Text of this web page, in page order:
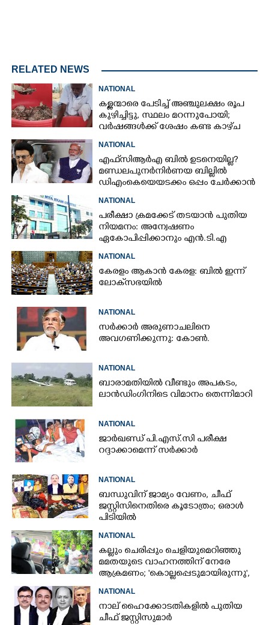
RELATED NEWS
NATIONAL
കള്ളന്മാരെ പേടിച്ച് അഞ്ചുലക്ഷം രൂപ
കുഴിച്ചിട്ടു, സ്ഥലം മറന്നുപോയി;
വർഷങ്ങൾക്ക് ശേഷം കണ്ട കാഴ്‌ച
NATIONAL
എഫ്‌സിആർഎ ബിൽ ഉടനെയില്ല?
മണ്ഡലപുനർനിർണയ ബില്ലിൽ
ഡിഎംകെയെയടക്കം ഒപ്പം ചേർക്കാൻ
NATIONAL
പരീക്ഷാ ക്രമക്കേട് തടയാൻ പുതിയ
നിയമനം: അന്വേഷണം
ഏകോപിപ്പിക്കാനും എൻ‌.ടി‌.എ
NATIONAL
കേരളം ആകാൻ കേരള: ബിൽ ഇന്ന്
ലോക്‌സഭയിൽ
NATIONAL
സർക്കാർ അരുണാചലിനെ
അവഗണിക്കുന്നു: കോൺ.
NATIONAL
ബാരാമതിയിൽ വീണ്ടും അപകടം,​
ലാൻഡിംഗിനിടെ വിമാനം തെന്നിമാറി
NATIONAL
ജാർഖണ്ഡ് പി.എസ്.സി പരീക്ഷ
റദ്ദാക്കാമെന്ന് സർക്കാർ
NATIONAL
ബന്ധുവിന് ജാമ്യം വേണം, ചീഫ്
ജസ്റ്റിസിനെതിരെ കൂടോത്രം; ഒരാൾ
പിടിയിൽ
NATIONAL
കല്ലും ചെരിപ്പും ചെളിയുമെറിഞ്ഞു
മമതയുടെ വാഹനത്തിന് നേരേ
ആക്രമണം; 'കൊല്ലപ്പെടുമായിരുന്നു',
NATIONAL
നാല് ഹൈക്കോടതികളിൽ പുതിയ
ചീഫ് ജസ്റ്റിസുമാർ